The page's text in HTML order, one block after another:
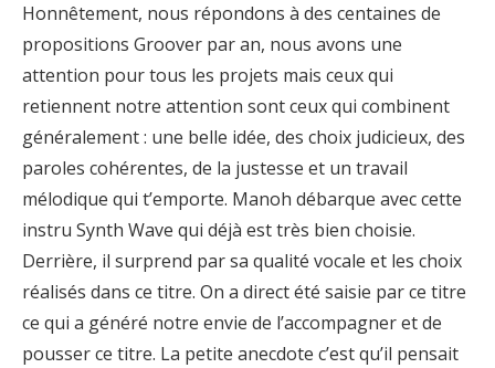
Honnêtement, nous répondons à des centaines de
propositions Groover par an, nous avons une
attention pour tous les projets mais ceux qui
retiennent notre attention sont ceux qui combinent
généralement : une belle idée, des choix judicieux, des
paroles cohérentes, de la justesse et un travail
mélodique qui t’emporte. Manoh débarque avec cette
instru Synth Wave qui déjà est très bien choisie.
Derrière, il surprend par sa qualité vocale et les choix
réalisés dans ce titre. On a direct été saisie par ce titre
ce qui a généré notre envie de l’accompagner et de
pousser ce titre. La petite anecdote c’est qu’il pensait